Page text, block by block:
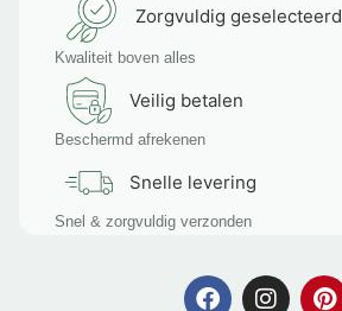
Zorgvuldig geselecteerd
Kwaliteit boven alles
Veilig betalen
Beschermd afrekenen
Snelle levering
Snel & zorgvuldig verzonden